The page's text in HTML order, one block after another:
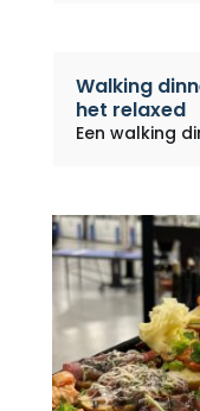
Walking
het relaxed
Een walking